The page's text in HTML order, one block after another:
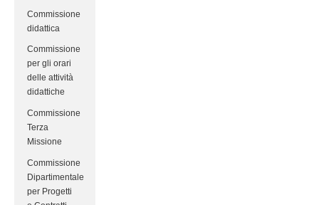
Commissione
didattica
Commissione
per gli orari
delle attività
didattiche
Commissione
Terza
Missione
Commissione
Dipartimentale
per Progetti